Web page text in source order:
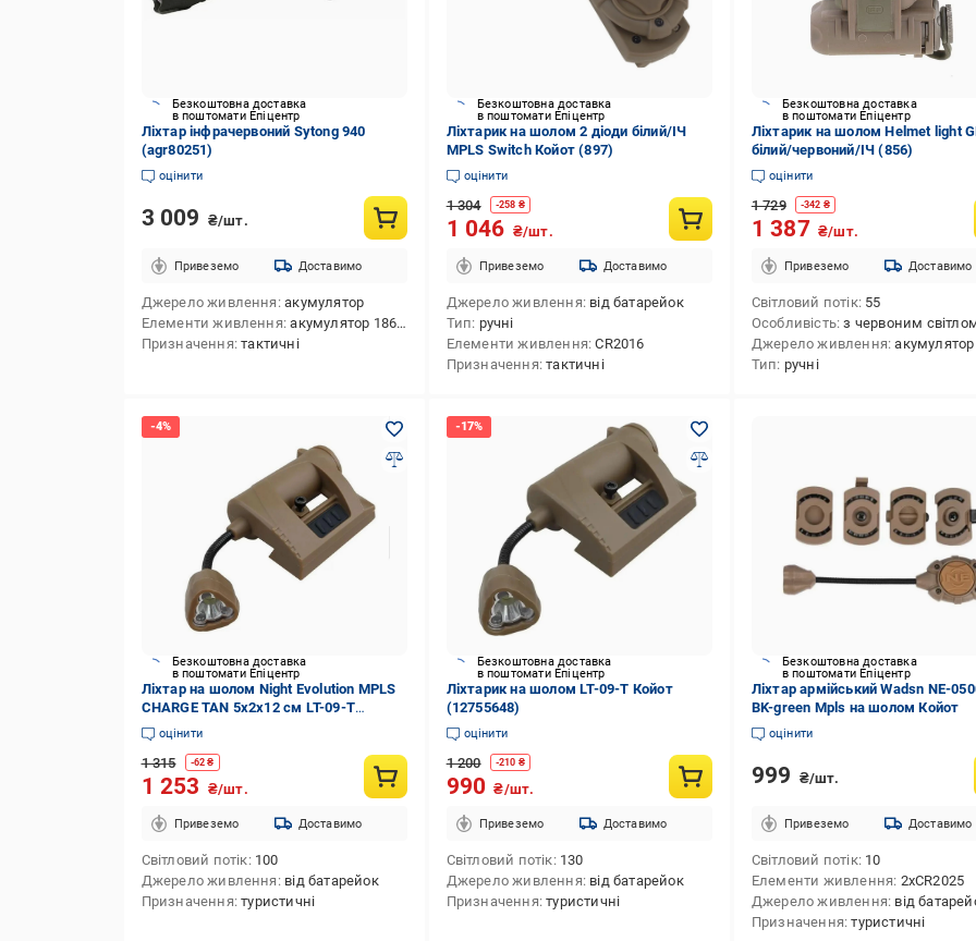
Безкоштовна доставка
в поштомати Епіцентр
Ліхтар інфрачервоний Sytong 940
(agr80251)
оцінити
3 009 ₴/шт.
Привеземо Доставимо
Джерело живлення акумулятор
Елементи живлення акумулятор 18650
Призначення тактичні
Безкоштовна доставка
в поштомати Епіцентр
Ліхтарик на шолом 2 діоди білий/ІЧ
MPLS Switch Койот (897)
оцінити
1 304 -258 ₴
1 046 ₴/шт.
Привеземо Доставимо
Джерело живлення від батарейок
Тип ручні
Елементи живлення CR2016
Призначення тактичні
Безкоштовна доставка
в поштомати Епіцентр
Ліхтарик на шолом Helmet light
білий/червоний/ІЧ (856)
оцінити
1 729 -342 ₴
1 387 ₴/шт.
Привеземо Доставимо
Світловий потік 55
Особливість з червоним
Джерело живлення акумулятор
Тип ручні
Безкоштовна доставка
в поштомати Епіцентр
Ліхтар на шолом Night Evolution MPLS
CHARGE TAN 5х2х12 см LT-09-T
(587558)
оцінити
1 315 -62 ₴
1 253 ₴/шт.
Привеземо Доставимо
Світловий потік 100
Джерело живлення від батарейок
Призначення туристичні
Безкоштовна доставка
в поштомати Епіцентр
Ліхтарик на шолом LT-09-T Койот
(12755648)
оцінити
1 200 -210 ₴
990 ₴/шт.
Привеземо Доставимо
Світловий потік 130
Джерело живлення від батарейок
Призначення туристичні
Безкоштовна доставка
в поштомати Епіцентр
Ліхтар армійський Wadsn NE-
BK-green Mpls на шолом Койот
оцінити
999 ₴/шт.
Привеземо Доставимо
Світловий потік 10
Елементи живлення 2хCR2025
Джерело живлення від
Призначення туристичні